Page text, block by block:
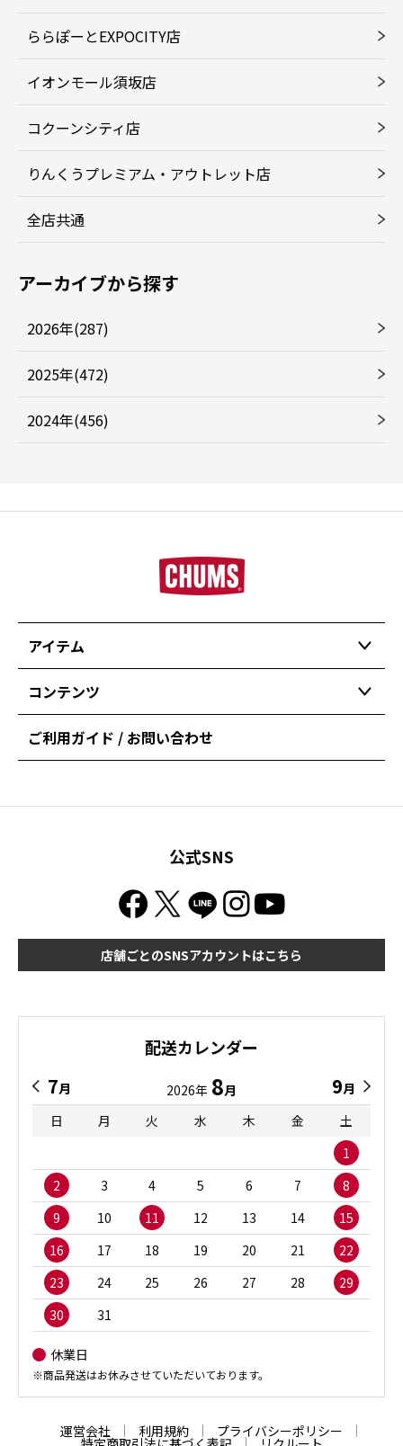
ららぽーとEXPOCITY店
イオンモール須坂店
コクーンシティ店
りんくうプレミアム・アウトレット店
全店共通
アーカイブから探す
2026年(287)
2025年(472)
2024年(456)
アイテム
コンテンツ
ご利用ガイド / お問い合わせ
公式SNS
店舗ごとのSNSアカウントはこちら
配送カレンダー
7月 2026年 8月 9月
日
月 火 水 木 金
土
1
2
3 4 5 6 7
8
9
10 11 12 13 14
15
16
17 18 19 20 21
22
23
24 25 26 27 28
29
30
31
休業日
※商品発送はお休みさせていただいております。
運営会社 利用規約 プライバシーポリシー